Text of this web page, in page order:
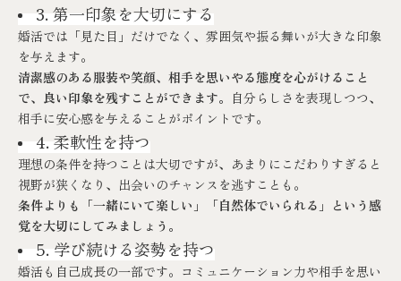
3. 第一印象を大切にする
婚活では「見た目」だけでなく、雰囲気や振る舞いが大きな印象
を与えます。
清潔感のある服装や笑顔、相手を思いやる態度を心がけること
で、良い印象を残すことができます。 自分らしさを表現しつつ、
相手に安心感を与えることがポイントです。
4. 柔軟性を持つ
理想の条件を持つことは大切ですが、あまりにこだわりすぎると
視野が狭くなり、出会いのチャンスを逃すことも。
条件よりも「一緒にいて楽しい」「自然体でいられる」という感
覚を大切にしてみましょう。
5. 学び続ける姿勢を持つ
婚活も自己成長の一部です。コミュニケーション力や相手を思い